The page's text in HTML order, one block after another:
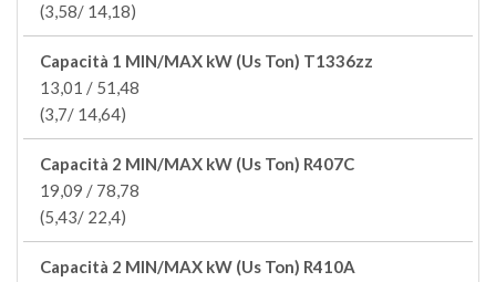
(3,58/ 14,18)
Capacità 1 MIN/MAX kW (Us Ton) T1336zz
13,01 / 51,48
(3,7/ 14,64)
Capacità 2 MIN/MAX kW (Us Ton) R407C
19,09 / 78,78
(5,43/ 22,4)
Capacità 2 MIN/MAX kW (Us Ton) R410A